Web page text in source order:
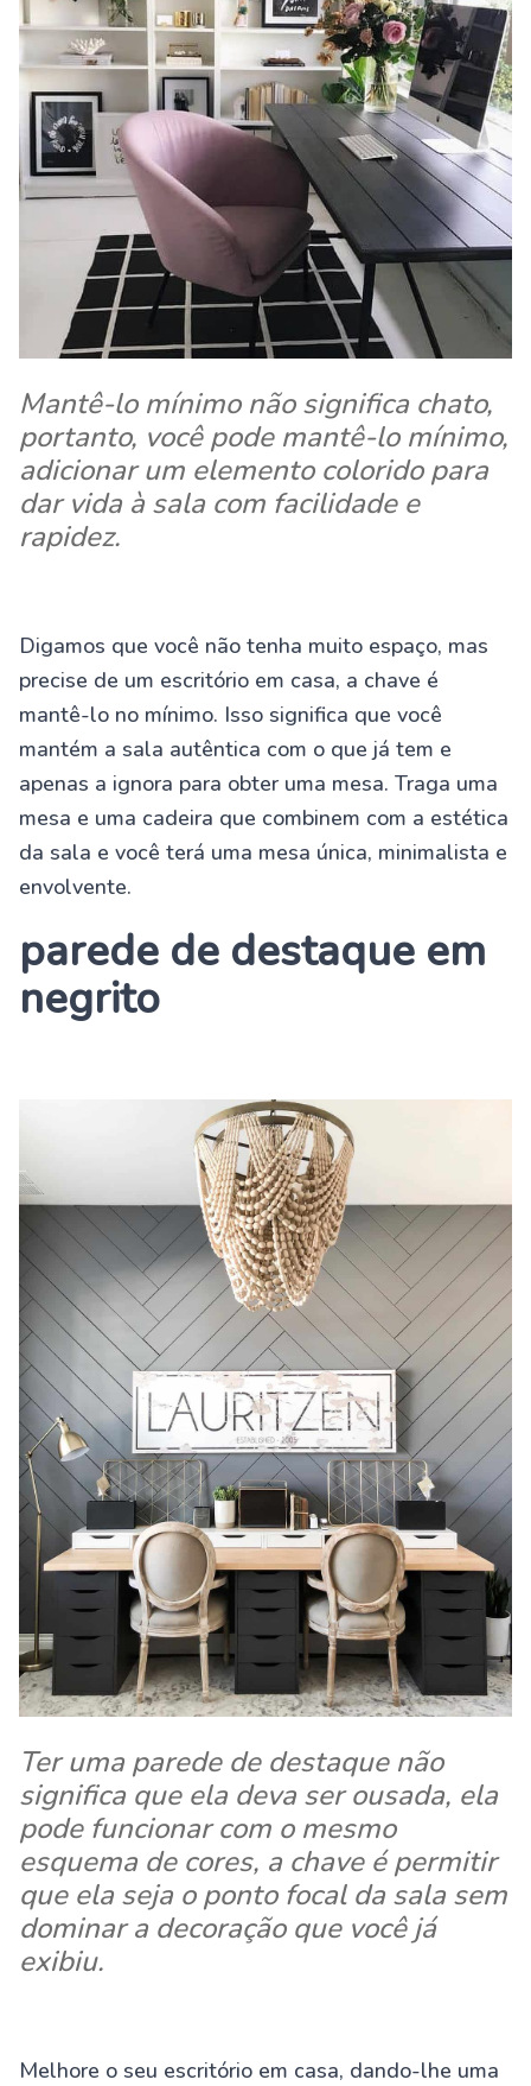
Mantê-lo mínimo não significa chato,
portanto, você pode mantê-lo mínimo,
adicionar um elemento colorido para
dar vida à sala com facilidade e
rapidez.
Digamos que você não tenha muito espaço, mas
precise de um escritório em casa, a chave é
mantê-lo no mínimo. Isso significa que você
mantém a sala autêntica com o que já tem e
apenas a ignora para obter uma mesa. Traga uma
mesa e uma cadeira que combinem com a estética
da sala e você terá uma mesa única, minimalista e
envolvente.
parede de destaque em
negrito
Ter uma parede de destaque não
significa que ela deva ser ousada, ela
pode funcionar com o mesmo
esquema de cores, a chave é permitir
que ela seja o ponto focal da sala sem
dominar a decoração que você já
exibiu.
Melhore o seu escritório em casa, dando-lhe uma